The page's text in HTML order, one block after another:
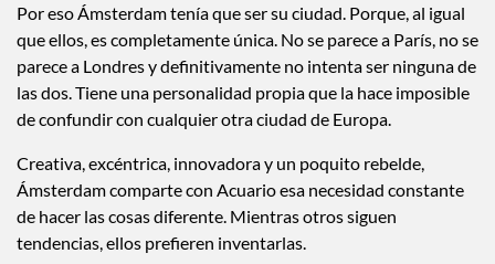
Por eso Ámsterdam tenía que ser su ciudad. Porque, al igual
que ellos, es completamente única. No se parece a París, no se
parece a Londres y definitivamente no intenta ser ninguna de
las dos. Tiene una personalidad propia que la hace imposible
de confundir con cualquier otra ciudad de Europa.
Creativa, excéntrica, innovadora y un poquito rebelde,
Ámsterdam comparte con Acuario esa necesidad constante
de hacer las cosas diferente. Mientras otros siguen
tendencias, ellos prefieren inventarlas.